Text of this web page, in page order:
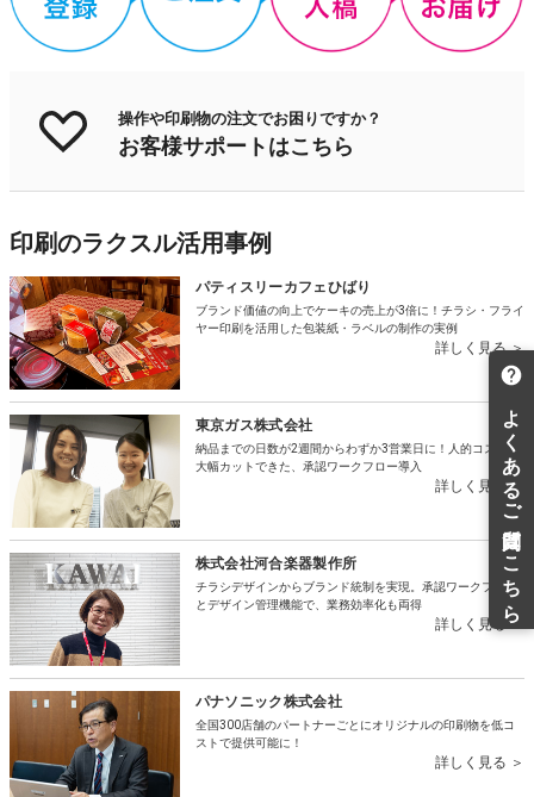
操作や印刷物の注文でお困りですか？
お客様サポートはこちら
印刷のラクスル活用事例
パティスリーカフェひばり
ブランド価値の向上でケーキの売上が3倍に！チラシ・フライ
ヤー印刷を活用した包装紙・ラベルの制作の実例
詳しく見る ＞
東京ガス株式会社
納品までの日数が2週間からわずか3営業日に！人的コストも
大幅カットできた、承認ワークフロー導入
詳しく見る ＞
株式会社河合楽器製作所
チラシデザインからブランド統制を実現。承認ワークフロー
とデザイン管理機能で、業務効率化も両得
詳しく見る ＞
パナソニック株式会社
全国300店舗のパートナーごとにオリジナルの印刷物を低コ
ストで提供可能に！
詳しく見る ＞